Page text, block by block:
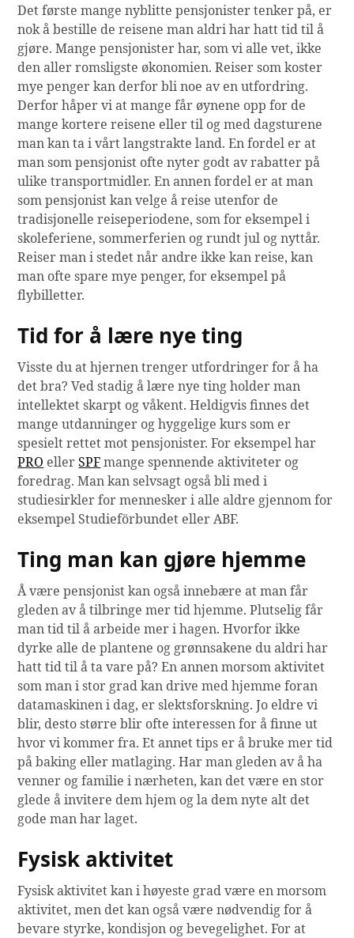
Det første mange nyblitte pensjonister tenker på, er
nok å bestille de reisene man aldri har hatt tid til å
gjøre. Mange pensjonister har, som vi alle vet, ikke
den aller romsligste økonomien. Reiser som koster
mye penger kan derfor bli noe av en utfordring.
Derfor håper vi at mange får øynene opp for de
mange kortere reisene eller til og med dagsturene
man kan ta i vårt langstrakte land. En fordel er at
man som pensjonist ofte nyter godt av rabatter på
ulike transportmidler. En annen fordel er at man
som pensjonist kan velge å reise utenfor de
tradisjonelle reiseperiodene, som for eksempel i
skoleferiene, sommerferien og rundt jul og nyttår.
Reiser man i stedet når andre ikke kan reise, kan
man ofte spare mye penger, for eksempel på
flybilletter.
Tid for å lære nye ting
Visste du at hjernen trenger utfordringer for å ha
det bra? Ved stadig å lære nye ting holder man
intellektet skarpt og våkent. Heldigvis finnes det
mange utdanninger og hyggelige kurs som er
spesielt rettet mot pensjonister. For eksempel har
PRO ellerSPFmange spennende aktiviteter og
foredrag. Man kan selvsagt også bli med i
studiesirkler for mennesker i alle aldre gjennom for
eksempel Studieförbundet eller ABF.
Ting man kan gjøre hjemme
Å være pensjonist kan også innebære at man får
gleden av å tilbringe mer tid hjemme. Plutselig får
man tid til å arbeide mer i hagen. Hvorfor ikke
dyrke alle de plantene og grønnsakene du aldri har
hatt tid til å ta vare på? En annen morsom aktivitet
som man i stor grad kan drive med hjemme foran
datamaskinen i dag, er slektsforskning. Jo eldre vi
blir, desto større blir ofte interessen for å finne ut
hvor vi kommer fra. Et annet tips er å bruke mer tid
på baking eller matlaging. Har man gleden av å ha
venner og familie i nærheten, kan det være en stor
glede å invitere dem hjem og la dem nyte alt det
gode man har laget.
Fysisk aktivitet
Fysisk aktivitet kan i høyeste grad være en morsom
aktivitet, men det kan også være nødvendig for å
bevare styrke, kondisjon og bevegelighet. For at